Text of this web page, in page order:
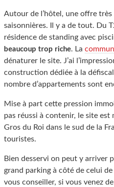
Autour de l’hôtel, une offre
saisonnières. Il y a de tout. Du
résidence de standing avec
beaucoup trop riche. La
dénaturer le site. J’ai
construction dédiée à la
nombre d’appartements sont
Mise à part cette pression
pas réussi à contenir, le site
Gros du Roi dans le sud de la
touristes.
Bien desservi on peut y arriver
grand parking à côté de celui
vous conseiller, si vous venez